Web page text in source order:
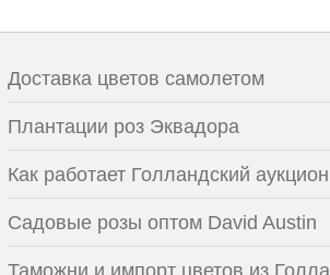
Доставка цветов самолетом
Плантации роз Эквадора
Как работает Голландский аукцион
Садовые розы оптом David Austin
Таможни и импорт цветов из